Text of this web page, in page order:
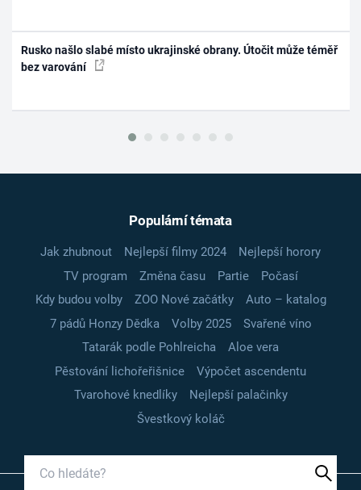
Rusko našlo slabé místo ukrajinské obrany. Útočit může téměř
bez varování
Populární témata
Jak zhubnout Nejlepší filmy 2024
Nejlepší horory
TV program
Změna času Partie
Počasí
Kdy budou volby
ZOO Nové začátky
Auto – katalog
7 pádů Honzy Dědka
Volby 2025
Svařené víno
Tatarák podle Pohlreicha
Aloe vera
Pěstování lichořeřišnice
Výpočet ascendentu
Tvarohové knedlíky
Nejlepší palačinky
Švestkový koláč